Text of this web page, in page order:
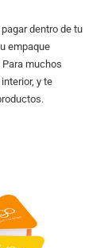
dentro de tu
empaque
muchos
y te